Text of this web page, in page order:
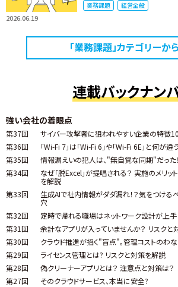
2026.06.19
業務課題 経営全般
「業務課題」カテゴリーか
連載バックナン
強い会社の着眼点
第37回 サイバー攻撃者に狙われやすい企業の特徴
第36回
「Wi-Fi 7」は「Wi-Fi 6」や「Wi-Fi 6E」と何が違
第35回
情報漏えいの犯人は、"無自覚な同期"だっ
第34回
なぜ「脱Excel」が提唱される？ 実施のメリッ
を解説
第33回
生成AIで社内情報がダダ漏れ！？気をつける
穴
第32回 定時で帰れる職場はネットワーク設計が上
第31回
余計なアプリが入っていませんか？ リスクと
第30回
クラウド推進が招く"盲点"。管理コストのわな
第29回
ライセンス管理とは? リスクと対策を解説
第28回
偽クリーナーアプリとは？ 注意点と対策は？
第27回
そのクラウドサービス、本当に安全?